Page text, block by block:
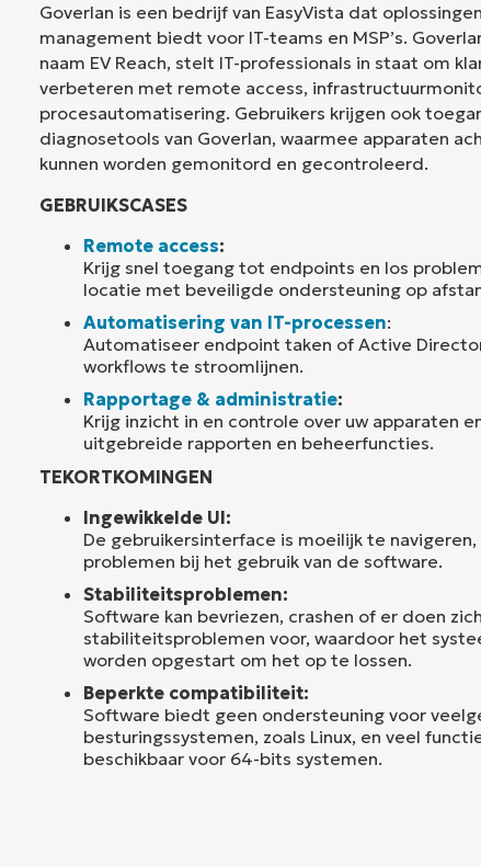
Goverlan is een bedrijf van EasyVista dat
management biedt voor IT-teams en MSP’s.
naam EV Reach, stelt IT-professionals in staat om
verbeteren met remote access,
procesautomatisering. Gebruikers krijgen ook
diagnosetools van Goverlan, waarmee apparaten
kunnen worden gemonitord en gecontroleerd.
GEBRUIKSCASES
Remote access:
Krijg snel toegang tot endpoints en los
locatie met beveiligde ondersteuning op
Automatisering van IT-processen:
Automatiseer endpoint taken of Active
workflows te stroomlijnen.
Rapportage & administratie:
Krijg inzicht in en controle over uw apparaten
uitgebreide rapporten en beheerfuncties.
TEKORTKOMINGEN
Ingewikkelde UI:
De gebruikersinterface is moeilijk te
problemen bij het gebruik van de software.
Stabiliteitsproblemen:
Software kan bevriezen, crashen of er doen
stabiliteitsproblemen voor, waardoor het
worden opgestart om het op te lossen.
Beperkte compatibiliteit:
Software biedt geen ondersteuning voor
besturingssystemen, zoals Linux, en veel
beschikbaar voor 64-bits systemen.